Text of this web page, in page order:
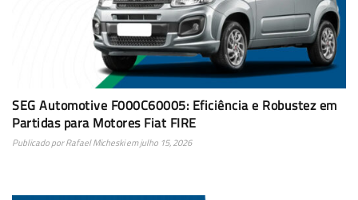
SEG Automotive F000C60005: Eficiência e Robustez em
Partidas para Motores Fiat FIRE
Publicado porRafael Micheskiemjulho 15, 2026